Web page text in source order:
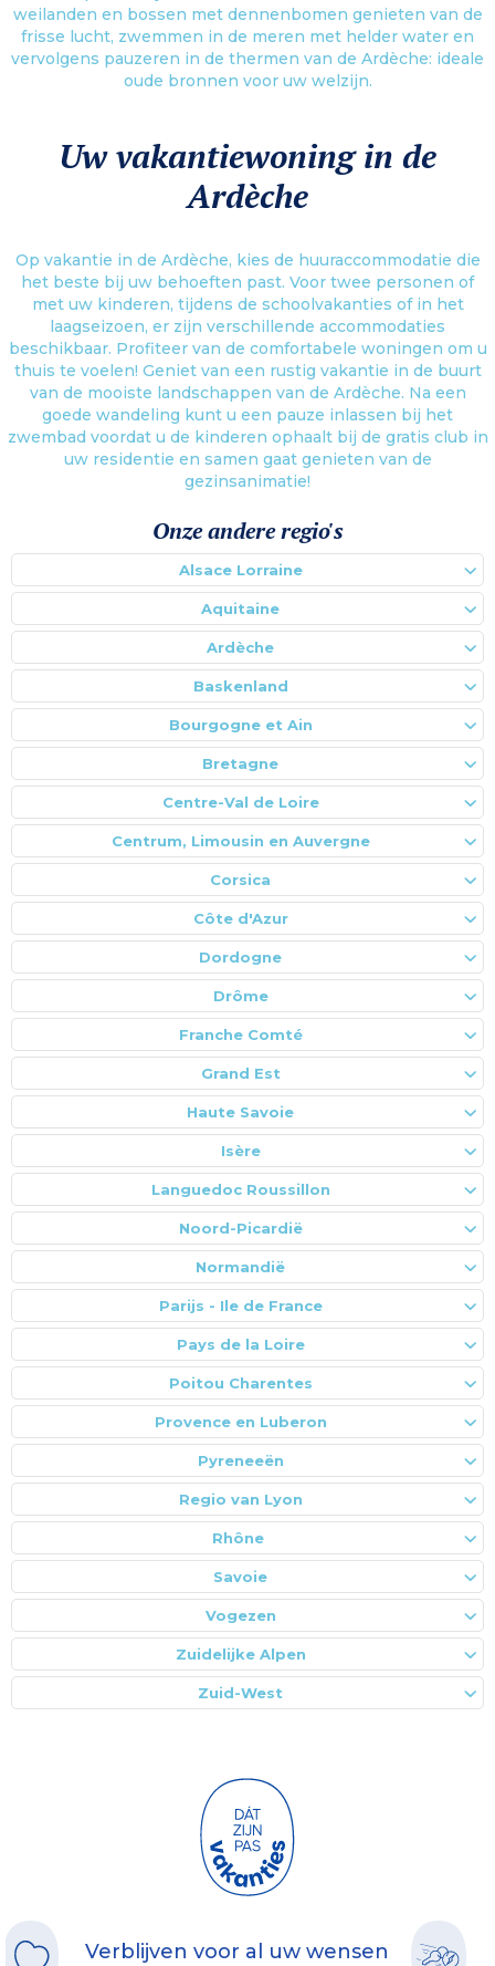
weilanden en bossen met dennenbomen genieten van de
frisse lucht, zwemmen in de meren met helder water en
vervolgens pauzeren in de thermen van de Ardèche: ideale
oude bronnen voor uw welzijn.
Uw vakantiewoning in de
Ardèche
Op vakantie in de Ardèche, kies de huuraccommodatie die
het beste bij uw behoeften past. Voor twee personen of
met uw kinderen, tijdens de schoolvakanties of in het
laagseizoen, er zijn verschillende accommodaties
beschikbaar. Profiteer van de comfortabele woningen om u
thuis te voelen! Geniet van een rustig vakantie in de buurt
van de mooiste landschappen van de Ardèche. Na een
goede wandeling kunt u een pauze inlassen bij het
zwembad voordat u de kinderen ophaalt bij de gratis club in
uw residentie en samen gaat genieten van de
gezinsanimatie!
Onze andere regio's
Alsace Lorraine
Aquitaine
Ardèche
Baskenland
Bourgogne et Ain
Bretagne
Centre-Val de Loire
Centrum, Limousin en Auvergne
Corsica
Côte d'Azur
Dordogne
Drôme
Franche Comté
Grand Est
Haute Savoie
Isère
Languedoc Roussillon
Noord-Picardië
Normandië
Parijs - Ile de France
Pays de la Loire
Poitou Charentes
Provence en Luberon
Pyreneeën
Regio van Lyon
Rhône
Savoie
Vogezen
Zuidelijke Alpen
Zuid-West
Verblijven voor al uw wensen